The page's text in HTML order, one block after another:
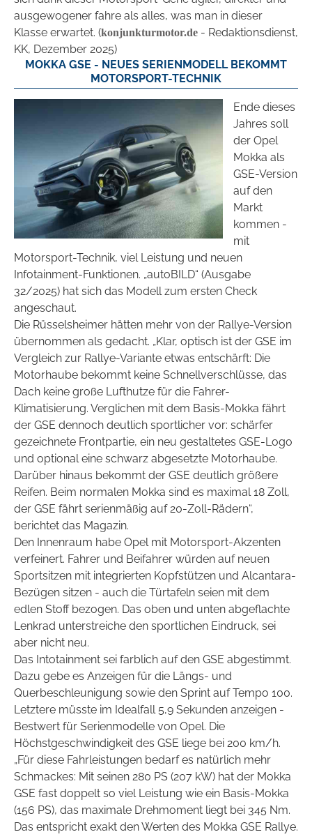
ausgewogener fahre als alles, was man in dieser
Klasse erwartet. (konjunkturmotor.de - Redaktionsdienst,
KK, Dezember 2025)
MOKKA GSE - NEUES SERIENMODELL BEKOMMT
MOTORSPORT-TECHNIK
Ende dieses
Jahres soll
der Opel
Mokka als
GSE-Version
auf den
Markt
kommen -
mit
Motorsport-Technik, viel Leistung und neuen
Infotainment-Funktionen. „autoBILD“ (Ausgabe
32/2025) hat sich das Modell zum ersten Check
angeschaut.
Die Rüsselsheimer hätten mehr von der Rallye-Version
übernommen als gedacht. „Klar, optisch ist der GSE im
Vergleich zur Rallye-Variante etwas entschärft: Die
Motorhaube bekommt keine Schnellverschlüsse, das
Dach keine große Lufthutze für die Fahrer-
Klimatisierung. Verglichen mit dem Basis-Mokka fährt
der GSE dennoch deutlich sportlicher vor: schärfer
gezeichnete Frontpartie, ein neu gestaltetes GSE-Logo
und optional eine schwarz abgesetzte Motorhaube.
Darüber hinaus bekommt der GSE deutlich größere
Reifen. Beim normalen Mokka sind es maximal 18 Zoll,
der GSE fährt serienmäßig auf 20-Zoll-Rädern“,
berichtet das Magazin.
Den Innenraum habe Opel mit Motorsport-Akzenten
verfeinert. Fahrer und Beifahrer würden auf neuen
Sportsitzen mit integrierten Kopfstützen und Alcantara-
Bezügen sitzen - auch die Türtafeln seien mit dem
edlen Stoff bezogen. Das oben und unten abgeflachte
Lenkrad unterstreiche den sportlichen Eindruck, sei
aber nicht neu.
Das Intotainment sei farblich auf den GSE abgestimmt.
Dazu gebe es Anzeigen für die Längs- und
Querbeschleunigung sowie den Sprint auf Tempo 100.
Letztere müsste im Idealfall 5,9 Sekunden anzeigen -
Bestwert für Serienmodelle von Opel. Die
Höchstgeschwindigkeit des GSE liege bei 200 km/h.
„Für diese Fahrleistungen bedarf es natürlich mehr
Schmackes: Mit seinen 280 PS (207 kW) hat der Mokka
GSE fast doppelt so viel Leistung wie ein Basis-Mokka
(156 PS), das maximale Drehmoment liegt bei 345 Nm.
Das entspricht exakt den Werten des Mokka GSE Rallye.